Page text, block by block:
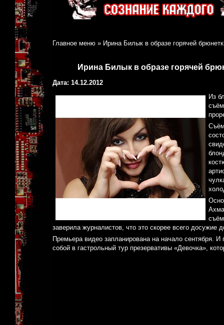
Главное меню » Ирина Билык в образе горячей
Ирина Билык в образе горячей
Дата: 14.12.2012
Из
заверила журналистов, что это скорее всего досужие
Премьера видео запланирована на начало сентября.
собой в гастрольный тур презервативы «Девочка»,